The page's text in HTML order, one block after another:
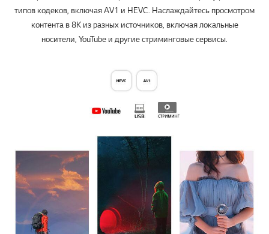
типов кодеков, включая AV1 и HEVC. Наслаждайтесь просмотром
контента в 8K из разных источников, включая локальные
носители, YouTube и другие стриминговые сервисы.